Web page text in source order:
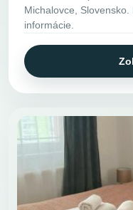
Michalovce,
informácie.